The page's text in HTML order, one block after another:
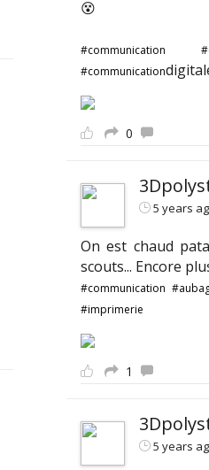
😵
#communication
#communication
0
5 years
On est chaud
scouts... Encore
#communication
#imprimerie
1
5 years